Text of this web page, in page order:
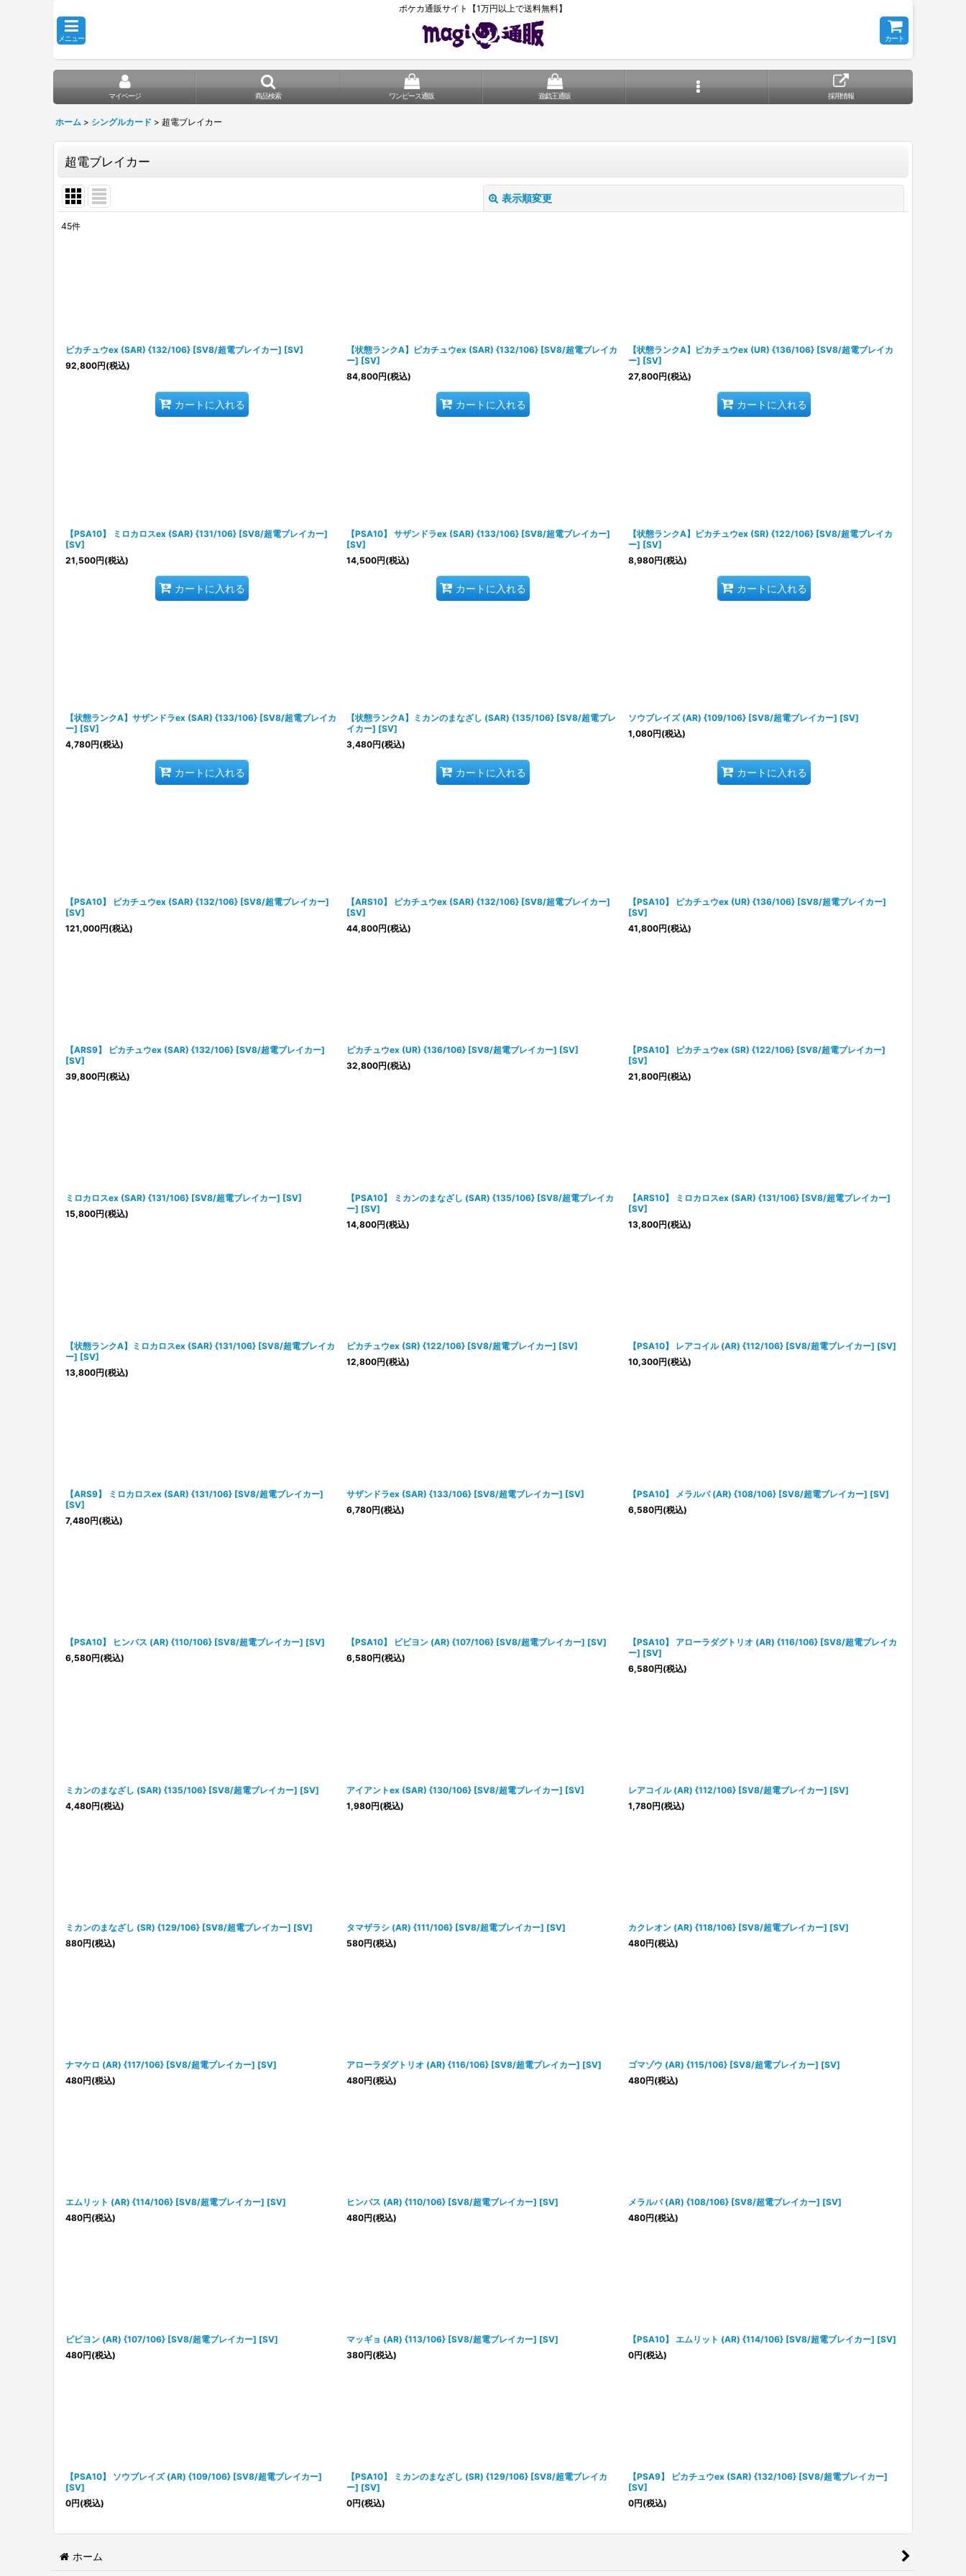
ポケカ通販サイト【1万円以上で送料無料】
メニュー カート
マイページ 商品検索 ワンピース通販 遊戯王通販 採用情報
ホーム > シングルカード > 超電ブレイカー
超電ブレイカー
表示順変更
絞り込む
45件
ピカチュウex (SAR) {132/106} [SV8/超電ブレイカー] [SV]
92,800円(税込)
カートに入れる
【状態ランクA】ピカチュウex (SAR) {132/106} [SV8/超電ブレイカ
ー] [SV]
84,800円(税込)
カートに入れる
【状態ランクA】ピカチュウex (UR) {136/106} [SV8/超電ブレイカ
ー] [SV]
27,800円(税込)
カートに入れる
【PSA10】 ミロカロスex (SAR) {131/106} [SV8/超電ブレイカー]
[SV]
21,500円(税込)
カートに入れる
【PSA10】 サザンドラex (SAR) {133/106} [SV8/超電ブレイカー]
[SV]
14,500円(税込)
カートに入れる
【状態ランクA】ピカチュウex (SR) {122/106} [SV8/超電ブレイカ
ー] [SV]
8,980円(税込)
カートに入れる
【状態ランクA】サザンドラex (SAR) {133/106} [SV8/超電ブレイカ
ー] [SV]
4,780円(税込)
カートに入れる
【状態ランクA】ミカンのまなざし (SAR) {135/106} [SV8/超電ブレ
イカー] [SV]
3,480円(税込)
カートに入れる
ソウブレイズ (AR) {109/106} [SV8/超電ブレイカー] [SV]
1,080円(税込)
カートに入れる
【PSA10】 ピカチュウex (SAR) {132/106} [SV8/超電ブレイカー]
[SV]
121,000円(税込)
【ARS10】 ピカチュウex (SAR) {132/106} [SV8/超電ブレイカー]
[SV]
44,800円(税込)
【PSA10】 ピカチュウex (UR) {136/106} [SV8/超電ブレイカー]
[SV]
41,800円(税込)
【ARS9】 ピカチュウex (SAR) {132/106} [SV8/超電ブレイカー]
[SV]
39,800円(税込)
ピカチュウex (UR) {136/106} [SV8/超電ブレイカー] [SV]
32,800円(税込)
【PSA10】 ピカチュウex (SR) {122/106} [SV8/超電ブレイカー]
[SV]
21,800円(税込)
ミロカロスex (SAR) {131/106} [SV8/超電ブレイカー] [SV]
15,800円(税込)
【PSA10】 ミカンのまなざし (SAR) {135/106} [SV8/超電ブレイカ
ー] [SV]
14,800円(税込)
【ARS10】 ミロカロスex (SAR) {131/106} [SV8/超電ブレイカー]
[SV]
13,800円(税込)
【状態ランクA】ミロカロスex (SAR) {131/106} [SV8/超電ブレイカ
ー] [SV]
13,800円(税込)
ピカチュウex (SR) {122/106} [SV8/超電ブレイカー] [SV]
12,800円(税込)
【PSA10】 レアコイル (AR) {112/106} [SV8/超電ブレイカー] [SV]
10,300円(税込)
【ARS9】 ミロカロスex (SAR) {131/106} [SV8/超電ブレイカー]
[SV]
7,480円(税込)
サザンドラex (SAR) {133/106} [SV8/超電ブレイカー] [SV]
6,780円(税込)
【PSA10】 メラルバ (AR) {108/106} [SV8/超電ブレイカー] [SV]
6,580円(税込)
【PSA10】 ヒンバス (AR) {110/106} [SV8/超電ブレイカー] [SV]
6,580円(税込)
【PSA10】 ビビヨン (AR) {107/106} [SV8/超電ブレイカー] [SV]
6,580円(税込)
【PSA10】 アローラダグトリオ (AR) {116/106} [SV8/超電ブレイカ
ー] [SV]
6,580円(税込)
ミカンのまなざし (SAR) {135/106} [SV8/超電ブレイカー] [SV]
4,480円(税込)
アイアントex (SAR) {130/106} [SV8/超電ブレイカー] [SV]
1,980円(税込)
レアコイル (AR) {112/106} [SV8/超電ブレイカー] [SV]
1,780円(税込)
ミカンのまなざし (SR) {129/106} [SV8/超電ブレイカー] [SV]
880円(税込)
タマザラシ (AR) {111/106} [SV8/超電ブレイカー] [SV]
580円(税込)
カクレオン (AR) {118/106} [SV8/超電ブレイカー] [SV]
480円(税込)
ナマケロ (AR) {117/106} [SV8/超電ブレイカー] [SV]
480円(税込)
アローラダグトリオ (AR) {116/106} [SV8/超電ブレイカー] [SV]
480円(税込)
ゴマゾウ (AR) {115/106} [SV8/超電ブレイカー] [SV]
480円(税込)
エムリット (AR) {114/106} [SV8/超電ブレイカー] [SV]
480円(税込)
ヒンバス (AR) {110/106} [SV8/超電ブレイカー] [SV]
480円(税込)
メラルバ (AR) {108/106} [SV8/超電ブレイカー] [SV]
480円(税込)
ビビヨン (AR) {107/106} [SV8/超電ブレイカー] [SV]
480円(税込)
マッギョ (AR) {113/106} [SV8/超電ブレイカー] [SV]
380円(税込)
【PSA10】 エムリット (AR) {114/106} [SV8/超電ブレイカー] [SV]
0円(税込)
【PSA10】 ソウブレイズ (AR) {109/106} [SV8/超電ブレイカー]
[SV]
0円(税込)
【PSA10】 ミカンのまなざし (SR) {129/106} [SV8/超電ブレイカ
ー] [SV]
0円(税込)
【PSA9】 ピカチュウex (SAR) {132/106} [SV8/超電ブレイカー]
[SV]
0円(税込)
ホーム